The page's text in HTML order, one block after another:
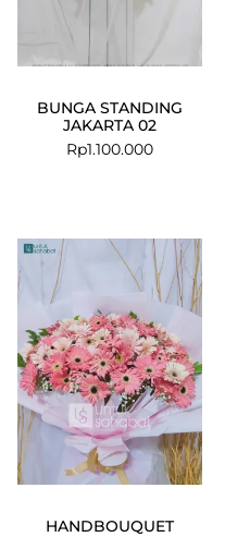
BUNGA STANDING
JAKARTA 02
Rp1.100.000
HANDBOUQUET
Original
price
was:
Rp750.000.
Current
price
is:
Rp599.000.